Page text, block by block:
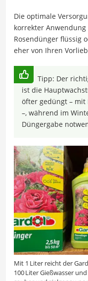
Die optimale
korrekter
Rosendünger flüssig
eher von Ihren
Tipp: Der
ist die
öfter gedüngt – mit
–, während im
Düngergabe
Mit 1 Liter reicht der
100 Liter Gießwasser